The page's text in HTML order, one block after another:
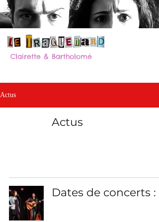
Clairette & Bartholomé
Actus
Actus
Dates de concerts :